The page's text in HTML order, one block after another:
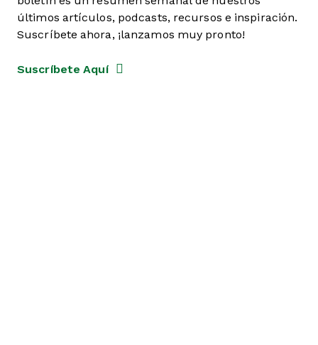
últimos artículos, podcasts, recursos e inspiración.
Suscríbete ahora, ¡lanzamos muy pronto!
Suscríbete Aquí